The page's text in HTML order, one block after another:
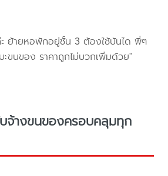
ย้ายหอพักอยู่ชั้น 3 ต้องใช้บันได พี่ๆ
ะขนของ ราคาถูกไม่บวกเพิ่มด้วย"
บจ้างขนของครอบคลุมทุก